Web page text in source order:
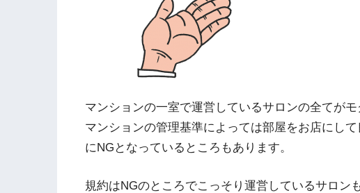
マンションの一室で運営しているサロンの全てがモ
マンションの管理基準によっては部屋をお店にし
にNGとなっているところもあります。
規約はNGのところでこっそり運営しているサロン